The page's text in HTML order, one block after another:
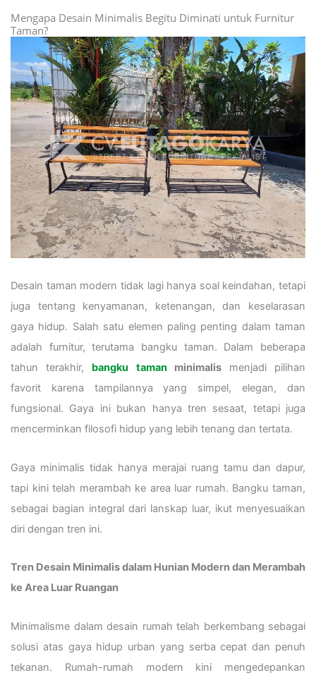
Mengapa Desain Minimalis Begitu Diminati untuk Furnitur
Taman?
Desain taman modern tidak lagi hanya soal keindahan, tetapi
juga tentang kenyamanan, ketenangan, dan keselarasan
gaya hidup. Salah satu elemen paling penting dalam taman
adalah furnitur, terutama bangku taman. Dalam beberapa
tahun terakhir, bangku tamanminimalismenjadi pilihan
favorit karena tampilannya yang simpel, elegan, dan
fungsional. Gaya ini bukan hanya tren sesaat, tetapi juga
mencerminkan filosofi hidup yang lebih tenang dan tertata.
Gaya minimalis tidak hanya merajai ruang tamu dan dapur,
tapi kini telah merambah ke area luar rumah. Bangku taman,
sebagai bagian integral dari lanskap luar, ikut menyesuaikan
diri dengan tren ini.
Tren Desain Minimalis dalam Hunian Modern dan Merambah
ke Area Luar Ruangan
Minimalisme dalam desain rumah telah berkembang sebagai
solusi atas gaya hidup urban yang serba cepat dan penuh
tekanan. Rumah-rumah modern kini mengedepankan